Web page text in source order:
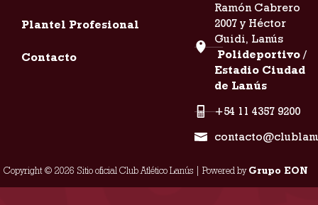
Plantel Profesional
Contacto
Ramón Cabrero
2007 y Héctor
Guidi, Lanús
Polideportivo /
Estadio Ciudad
de Lanús
+54 11 4357 9200
Copyright © 2026 Sitio oficial Club Atlético Lanús | Powered byGrupo EON